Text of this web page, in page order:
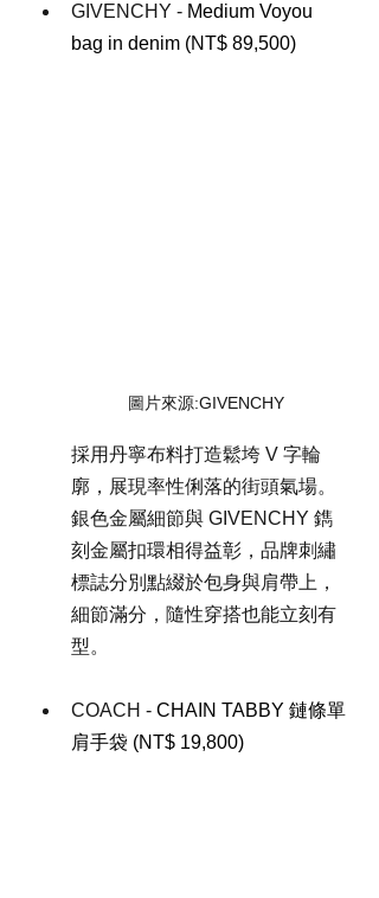
GIVENCHY - Medium Voyou
bag in denim (NT$ 89,500)
圖片來源:GIVENCHY
採用丹寧布料打造鬆垮 V 字輪
廓，展現率性俐落的街頭氣場。
銀色金屬細節與 GIVENCHY 鐫
刻金屬扣環相得益彰，品牌刺繡
標誌分別點綴於包身與肩帶上，
細節滿分，隨性穿搭也能立刻有
型。
COACH - CHAIN TABBY 鏈條單
肩手袋 (NT$ 19,800)